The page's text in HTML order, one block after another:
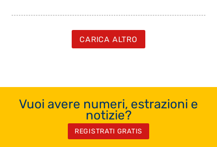
CARICA ALTRO
Vuoi avere numeri, estrazioni e
notizie?
REGISTRATI GRATIS